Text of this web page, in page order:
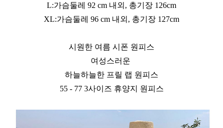
L:가슴둘레 92 cm 내외, 총기장 126cm
XL:가슴둘레 96 cm 내외, 총기장 127cm
시원한 여름 시폰 원피스
여성스러운
하늘하늘한 프릴 랩 원피스
55 - 77 3사이즈 휴양지 원피스